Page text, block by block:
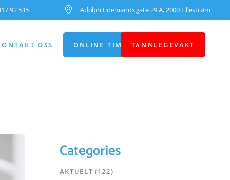
92 535 Adolph tidemands gate 29 A, 2000 Lillestrøm
OSS ONLINE TIMEBESTILLING
TANNLEGEVAKT
Categories
AKTUELT (122)